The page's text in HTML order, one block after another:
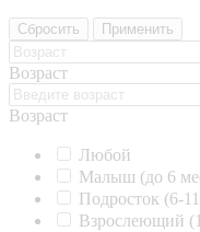
Сбросить Применить
Возраст
Возраст
Любой
Малыш (до 6
Подросток (6-
Взрослеющий